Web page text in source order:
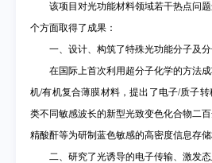
该项目对光功能材料领域若干热点问
个方面取得了成果：
一、设计、构筑了特殊光功能分子及分
在国际上首次利用超分子化学的方法
机/有机复合薄膜材料，提出了电子/质子转
类不同敏感波长的新型光致变色化合物二
精酸酐等为研制蓝色敏感的高密度信息存储
二、 研究了光诱导的电子传输、激发